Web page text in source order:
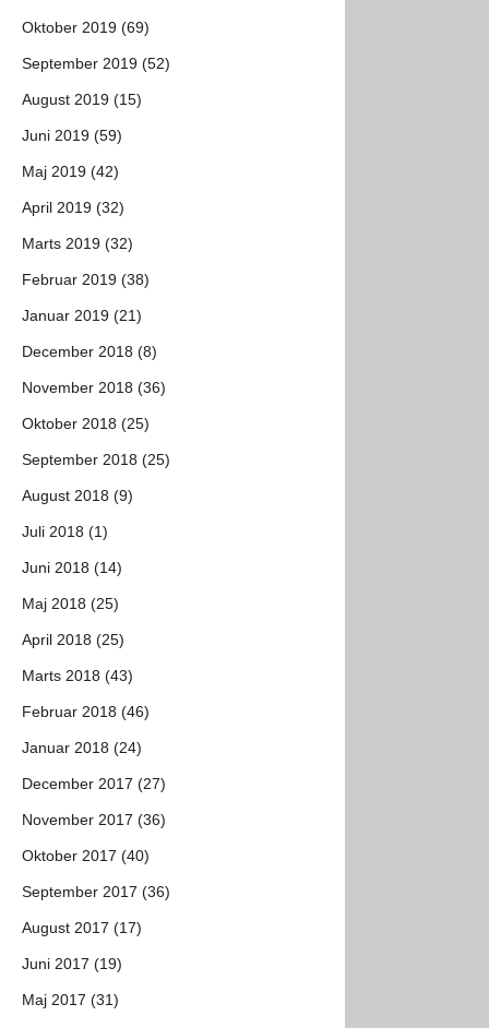
Oktober 2019 (69)
September 2019 (52)
August 2019 (15)
Juni 2019 (59)
Maj 2019 (42)
April 2019 (32)
Marts 2019 (32)
Februar 2019 (38)
Januar 2019 (21)
December 2018 (8)
November 2018 (36)
Oktober 2018 (25)
September 2018 (25)
August 2018 (9)
Juli 2018 (1)
Juni 2018 (14)
Maj 2018 (25)
April 2018 (25)
Marts 2018 (43)
Februar 2018 (46)
Januar 2018 (24)
December 2017 (27)
November 2017 (36)
Oktober 2017 (40)
September 2017 (36)
August 2017 (17)
Juni 2017 (19)
Maj 2017 (31)